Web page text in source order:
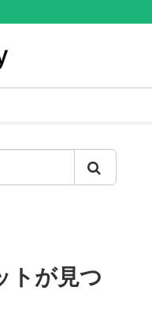
トが見つ